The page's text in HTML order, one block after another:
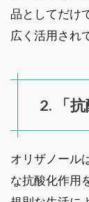
品としてだけ
広く活用され
2. 「
オリザノール
な抗酸化作用